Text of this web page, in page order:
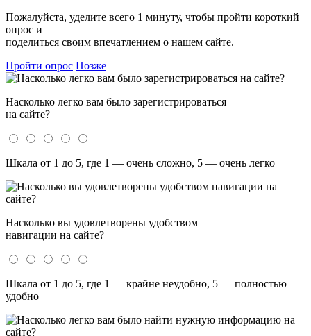
Пожалуйста, уделите всего 1 минуту, чтобы пройти короткий
опрос и
поделиться своим впечатлением о нашем сайте.
Пройти опрос Позже
Насколько легко вам было зарегистрироваться
на сайте?
Шкала от 1 до 5, где 1 — очень сложно, 5 — очень легко
Насколько вы удовлетворены удобством
навигации на сайте?
Шкала от 1 до 5, где 1 — крайне неудобно, 5 — полностью
удобно